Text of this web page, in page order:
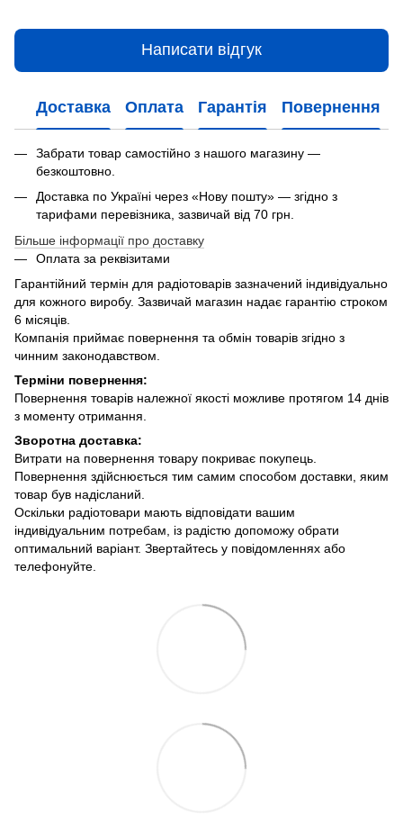
Написати відгук
Доставка Оплата Гарантія Повернення
Забрати товар самостійно з нашого магазину —
безкоштовно.
Доставка по Україні через «Нову пошту» — згідно з
тарифами перевізника, зазвичай від 70 грн.
Більше інформації про доставку
Оплата за реквізитами
Гарантійний термін для радіотоварів зазначений індивідуально
для кожного виробу. Зазвичай магазин надає гарантію строком
6 місяців.
Компанія приймає повернення та обмін товарів згідно з
чинним законодавством.
Терміни повернення:
Повернення товарів належної якості можливе протягом 14 днів
з моменту отримання.
Зворотна доставка:
Витрати на повернення товару покриває покупець.
Повернення здійснюється тим самим способом доставки, яким
товар був надісланий.
Оскільки радіотовари мають відповідати вашим
індивідуальним потребам, із радістю допоможу обрати
оптимальний варіант. Звертайтесь у повідомленнях або
телефонуйте.